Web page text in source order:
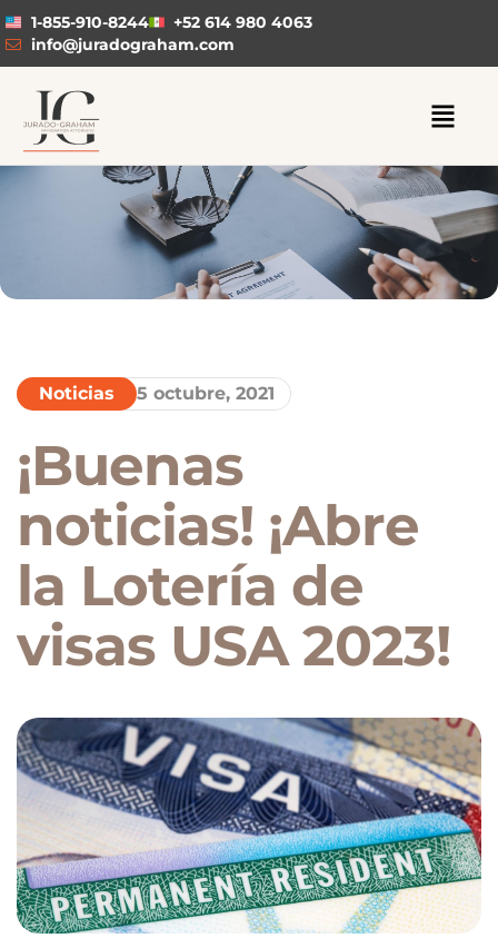
1-855-910-8244
+52 614 980 4063
info@juradograham.com
Noticias 5 octubre, 2021
¡Buenas
noticias! ¡Abre
la Lotería de
visas USA 2023!